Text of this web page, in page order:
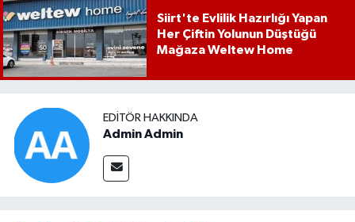
Siirt'te Evlilik Hazırlığı Yapan
Her Çiftin Yolunun Düştüğü
Mağaza Weltew Home
EDITÖR HAKKINDA
Admin Admin